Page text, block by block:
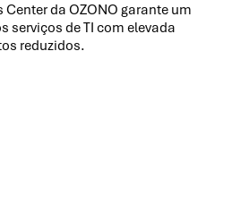
da OZONO garante um
serviços de TI com elevada
reduzidos.